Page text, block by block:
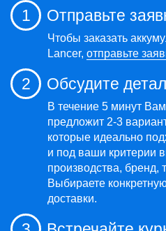
1 Отправьте
Чтобы заказать
Lancer, отправьте
2 Обсудите
В течение 5 минут
предложит 2-3
которые идеально
и под ваши критерии
производства, бренд,
Выбираете
доставки.